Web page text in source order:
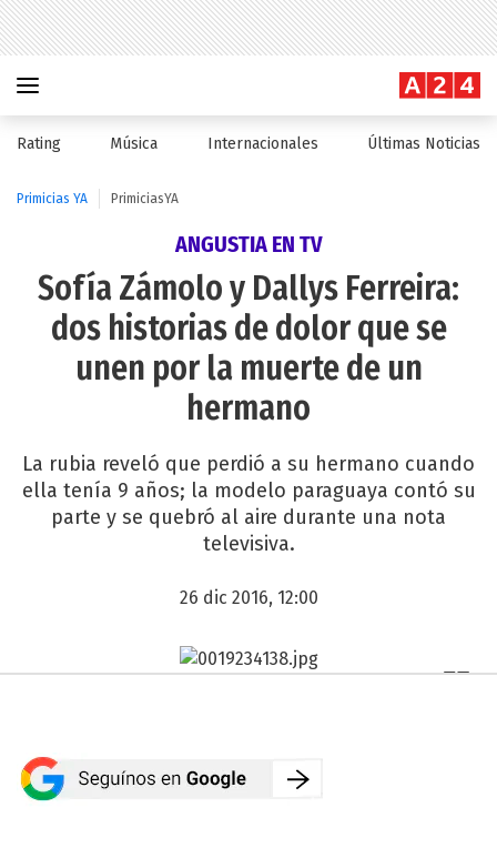
Rating Música Internacionales Últimas Noticias
Primicias YA PrimiciasYA
ANGUSTIA EN TV
Sofía Zámolo y Dallys Ferreira:
dos historias de dolor que se
unen por la muerte de un
hermano
La rubia reveló que perdió a su hermano cuando
ella tenía 9 años; la modelo paraguaya contó su
parte y se quebró al aire durante una nota
televisiva.
26 dic 2016, 12:00